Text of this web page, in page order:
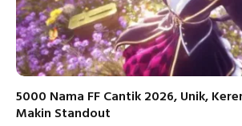
5000 Nama FF Cantik 2026, Unik,
Makin Standout